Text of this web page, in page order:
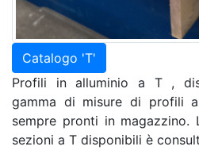
Catalogo 'T'
Profili in alluminio a T ,
gamma di misure di profili
sempre pronti in magazzino.
sezioni a T disponibili è